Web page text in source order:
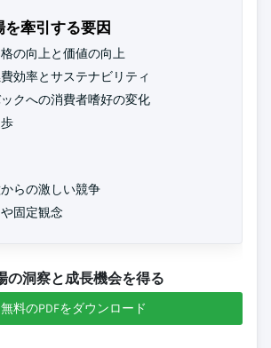
を牽引する要因
の向上と価値の向上
効率とサステナビリティ
クへの消費者嗜好の変化
らの激しい競争
固定観念
の洞察と成長機会を得る
無料のPDFをダウンロード